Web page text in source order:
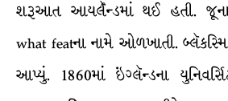
શરૂઆત આયર્લૅન્ડમાં થઈ હતી.
what featના નામે ઓળખાતી.
આપ્યું. 1860માં ઇંગ્લૅન્ડના